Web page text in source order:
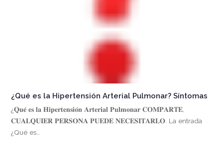
¿Qué es la Hipertensión Arterial Pulmonar? Síntomas
¿𝐐𝐮𝐞́ 𝐞𝐬 𝐥𝐚 𝐇𝐢𝐩𝐞𝐫𝐭𝐞𝐧𝐬𝐢𝐨́𝐧 𝐀𝐫𝐭𝐞𝐫𝐢𝐚𝐥 𝐏𝐮𝐥𝐦𝐨𝐧𝐚𝐫 𝐂𝐎𝐌𝐏𝐀𝐑𝐓𝐄,
𝐂𝐔𝐀𝐋𝐐𝐔𝐈𝐄𝐑 𝐏𝐄𝐑𝐒𝐎𝐍𝐀 𝐏𝐔𝐄𝐃𝐄 𝐍𝐄𝐂𝐄𝐒𝐈𝐓𝐀𝐑𝐋𝐎. La entrada
¿Qué es…